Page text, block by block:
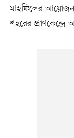
মাহফিলের আয়োজন
শহরের প্রাণকেন্দ্রে